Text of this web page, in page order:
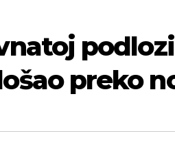
preko